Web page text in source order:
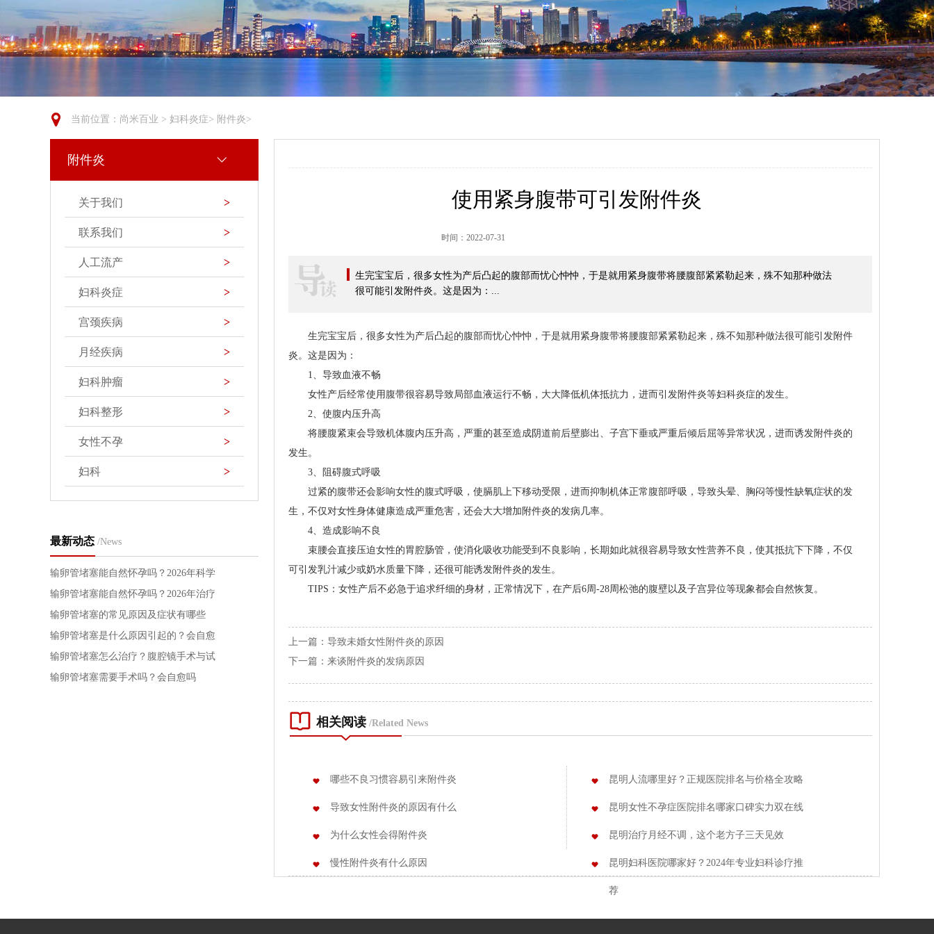
当前位置： 尚米百业 > 妇科炎症> 附件炎>
附件炎
>
关于我们
>
联系我们
>
人工流产
>
妇科炎症
>
宫颈疾病
>
月经疾病
>
妇科肿瘤
>
妇科整形
>
女性不孕
>
妇科
最新动态 /News
输卵管堵塞能自然怀孕吗？2026年科学
疏通方法与治疗方案详解
输卵管堵塞能自然怀孕吗？2026年治疗
方法与备孕指南
输卵管堵塞的常见原因及症状有哪些
输卵管堵塞是什么原因引起的？会自愈
吗
输卵管堵塞怎么治疗？腹腔镜手术与试
管婴儿对比
输卵管堵塞需要手术吗？会自愈吗
使用紧身腹带可引发附件炎
时间： 2022-07-31
生完宝宝后，很多女性为产后凸起的腹部而忧心忡忡，于是就用紧身腹带将腰腹部紧紧勒起来，殊不知那种做法
很可能引发附件炎。这是因为：...
生完宝宝后，很多女性为产后凸起的腹部而忧心忡忡，于是就用紧身腹带将腰腹部紧紧勒起来，殊不知那种做法很可能引发附件
炎。这是因为：
1、导致血液不畅
女性产后经常使用腹带很容易导致局部血液运行不畅，大大降低机体抵抗力，进而引发附件炎等妇科炎症的发生。
2、使腹内压升高
将腰腹紧束会导致机体腹内压升高，严重的甚至造成阴道前后壁膨出、子宫下垂或严重后倾后屈等异常状况，进而诱发附件炎的
发生。
3、阻碍腹式呼吸
过紧的腹带还会影响女性的腹式呼吸，使膈肌上下移动受限，进而抑制机体正常腹部呼吸，导致头晕、胸闷等慢性缺氧症状的发
生，不仅对女性身体健康造成严重危害，还会大大增加附件炎的发病几率。
4、造成影响不良
束腰会直接压迫女性的胃腔肠管，使消化吸收功能受到不良影响，长期如此就很容易导致女性营养不良，使其抵抗下下降，不仅
可引发乳汁减少或奶水质量下降，还很可能诱发附件炎的发生。
TIPS：女性产后不必急于追求纤细的身材，正常情况下，在产后6周-28周松弛的腹壁以及子宫异位等现象都会自然恢复。
上一篇： 导致未婚女性附件炎的原因
下一篇： 来谈附件炎的发病原因
相关阅读 /Related News
哪些不良习惯容易引来附件炎
导致女性附件炎的原因有什么
为什么女性会得附件炎
慢性附件炎有什么原因
昆明人流哪里好？正规医院排名与价格全攻略
昆明女性不孕症医院排名哪家口碑实力双在线
昆明治疗月经不调，这个老方子三天见效
昆明妇科医院哪家好？2024年专业妇科诊疗推
荐